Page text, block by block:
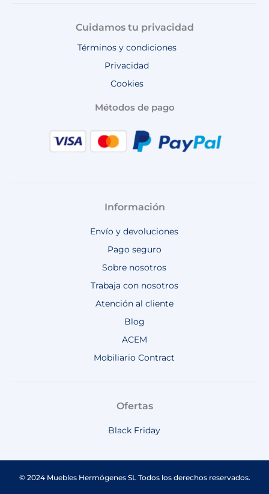
Cuidamos tu privacidad
Términos y condiciones
Privacidad
Cookies
Métodos de pago
Información
Envío y devoluciones
Pago seguro
Sobre nosotros
Trabaja con nosotros
Atención al cliente
Blog
ACEM
Mobiliario Contract
Ofertas
Black Friday
© 2024 Muebles Hermógenes SL Todos los derechos reservados.